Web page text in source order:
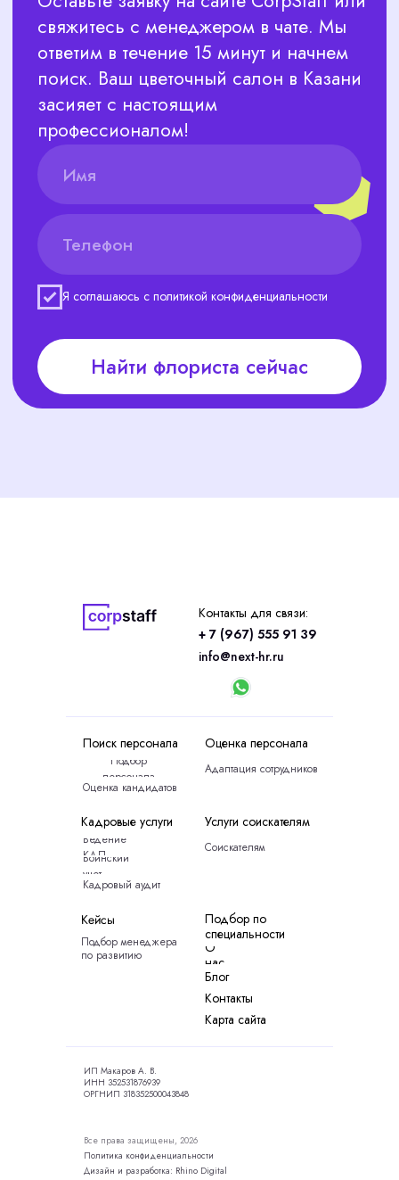
+ 7 (967) 555 91 39
Дизайн и разработка: Rhino Digital
Услуги соискателям
Кейсы
Кадровые услуги
Оценка персонала
Поиск персонала
info@next-hr.ru
Контакты для связи:
Все права защищены, 2026
Политика конфиденциальности
ИП Макаров А. В.
ИНН 352531876939
ОРГНИП 318352500043848
Воинский
учет
Кадровый аудит
Ведение
КДП
Соискателям
Подбор менеджера
по развитию
Адаптация сотрудников
Оценка кандидатов
Подбор
персонала
Блог
Контакты
Карта сайта
О
нас
Подбор по
специальности